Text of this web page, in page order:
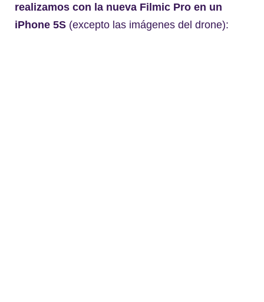
realizamos con la nueva Filmic Pro en un
iPhone 5S (excepto las imágenes del drone):